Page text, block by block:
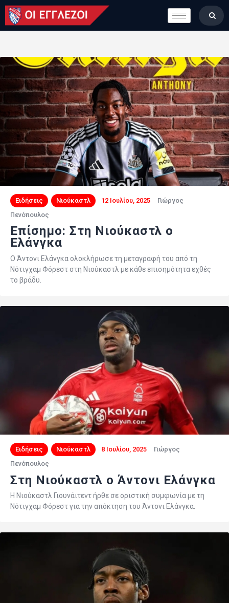
LONDON CALLING
ΚΑΤΗΓΟΡΙΕΣ
ΒΑΘΜΟΛΟΓΙΕΣ
ΟΜΑΔΕΣ
ΠΟΙΟΙ ΕΙΜΑΣΤΕ
Ειδήσεις Νιούκαστλ 12 Ιουλίου, 2025
Γιώργος
Πενόπουλος
Επίσημο: Στη Νιούκαστλ ο
Ελάνγκα
Ο Άντονι Ελάνγκα ολοκλήρωσε τη μεταγραφή του από τη
Νότιγχαμ Φόρεστ στη Νιούκαστλ με κάθε επισημότητα εχθές
το βράδυ.
Ειδήσεις Νιούκαστλ 8 Ιουλίου, 2025
Γιώργος
Πενόπουλος
Στη Νιούκαστλ ο Άντονι Ελάνγκα
Η Νιούκαστλ Γιουνάιτεντ ήρθε σε οριστική συμφωνία με τη
Νότιγχαμ Φόρεστ για την απόκτηση του Άντονι Ελάνγκα.